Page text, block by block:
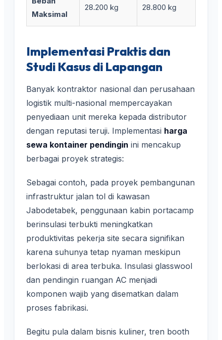
Maksimal
28.200 kg 28.800 kg
Implementasi Praktis dan
Studi Kasus di Lapangan
Banyak kontraktor nasional dan perusahaan
logistik multi-nasional mempercayakan
penyediaan unit mereka kepada distributor
dengan reputasi teruji. Implementasi harga
sewa kontainer pendingin ini mencakup
berbagai proyek strategis:
Sebagai contoh, pada proyek pembangunan
infrastruktur jalan tol di kawasan
Jabodetabek, penggunaan kabin portacamp
berinsulasi terbukti meningkatkan
produktivitas pekerja site secara signifikan
karena suhunya tetap nyaman meskipun
berlokasi di area terbuka. Insulasi glasswool
dan pendingin ruangan AC menjadi
komponen wajib yang disematkan dalam
proses fabrikasi.
Begitu pula dalam bisnis kuliner, tren booth